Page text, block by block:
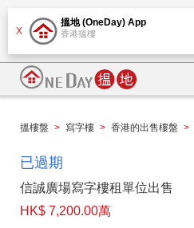
X
搵地 (OneDay) App
香港搵樓
搵樓盤 > 寫字樓 > 香港的出售樓盤 >
已過期
信誠廣場寫字樓租單位出售
HK$ 7,200.00萬